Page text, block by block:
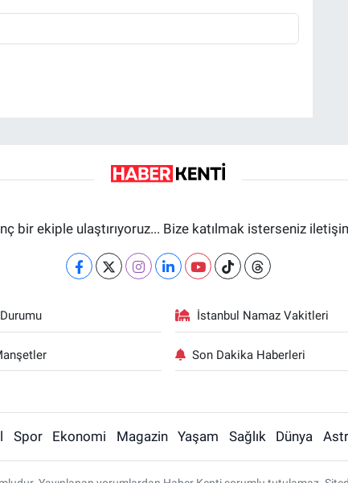
bir ekiple ulaştırıyoruz... Bize katılmak isterseniz
İstanbul Namaz Vakitleri
Son Dakika Haberleri
Spor Ekonomi Magazin Yaşam Sağlık Dünya